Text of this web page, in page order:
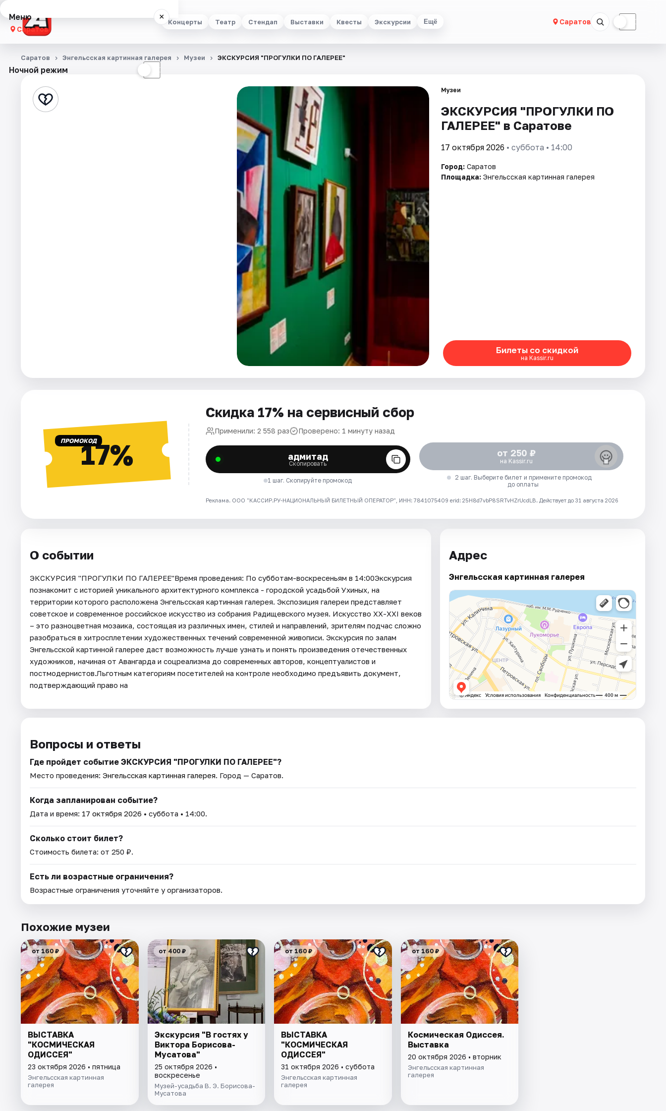
Концерты Театр Стендап Выставки Квесты Экскурсии Ещё Саратов ☾
Меню ×
Саратов
Концерты
Стендап
Ночной режим ☾
Саратов Энгельсская картинная галерея Музеи ЭКСКУРСИЯ "ПРОГУЛКИ ПО ГАЛЕРЕЕ"
Музеи
ЭКСКУРСИЯ "ПРОГУЛКИ ПО
ГАЛЕРЕЕ" в Саратове
17 октября 2026 • суббота • 14:00
Город: Саратов
Площадка: Энгельсская картинная галерея
Билеты со скидкой
на Kassir.ru
ПРОМОКОД17%
Скидка 17% на сервисный сбор
Применили: 2 558 раз Проверено: 1 минуту назад
адмитад
Скопировать
1 шаг. Скопируйте промокод
от 250 ₽
на Kassir.ru
2 шаг. Выберите билет и примените промокод
до оплаты
Реклама. ООО "КАССИР.РУ-НАЦИОНАЛЬНЫЙ БИЛЕТНЫЙ ОПЕРАТОР", ИНН: 7841075409 erid: 25H8d7vbP8SRTvHZrUcdLB. Действует до 31 августа 2026
О событии
ЭКСКУРСИЯ "ПРОГУЛКИ ПО ГАЛЕРЕЕ"Время проведения: По субботам-воскресеньям в 14:00Экскурсия
познакомит с историей уникального архитектурного комплекса - городской усадьбой Ухиных, на
территории которого расположена Энгельсская картинная галерея. Экспозиция галереи представляет
советское и современное российское искусство из собрания Радищевского музея. Искусство ХХ-XXI веков
– это разноцветная мозаика, состоящая из различных имен, стилей и направлений, зрителям подчас сложно
разобраться в хитросплетении художественных течений современной живописи. Экскурсия по залам
Энгельсской картинной галерее даст возможность лучше узнать и понять произведения отечественных
художников, начиная от Авангарда и соцреализма до современных авторов, концептуалистов и
постмодернистов.Льготным категориям посетителей на контроле необходимо предъявить документ,
подтверждающий право на
Адрес
Энгельсская картинная галерея
Вопросы и ответы
Где пройдет событие ЭКСКУРСИЯ "ПРОГУЛКИ ПО ГАЛЕРЕЕ"?
Место проведения: Энгельсская картинная галерея. Город — Саратов.
Когда запланирован событие?
Дата и время: 17 октября 2026 • суббота • 14:00.
Сколько стоит билет?
Стоимость билета: от 250 ₽.
Есть ли возрастные ограничения?
Возрастные ограничения уточняйте у организаторов.
Похожие музеи
от 160 ₽
ВЫСТАВКА
"КОСМИЧЕСКАЯ
ОДИССЕЯ"
23 октября 2026 • пятница
Энгельсская картинная
галерея
от 400 ₽
Экскурсия "В гостях у
Виктора Борисова-
Мусатова"
25 октября 2026 •
воскресенье
Музей-усадьба В. Э. Борисова-
Мусатова
от 160 ₽
ВЫСТАВКА
"КОСМИЧЕСКАЯ
ОДИССЕЯ"
31 октября 2026 • суббота
Энгельсская картинная
галерея
от 160 ₽
Космическая Одиссея.
Выставка
20 октября 2026 • вторник
Энгельсская картинная
галерея